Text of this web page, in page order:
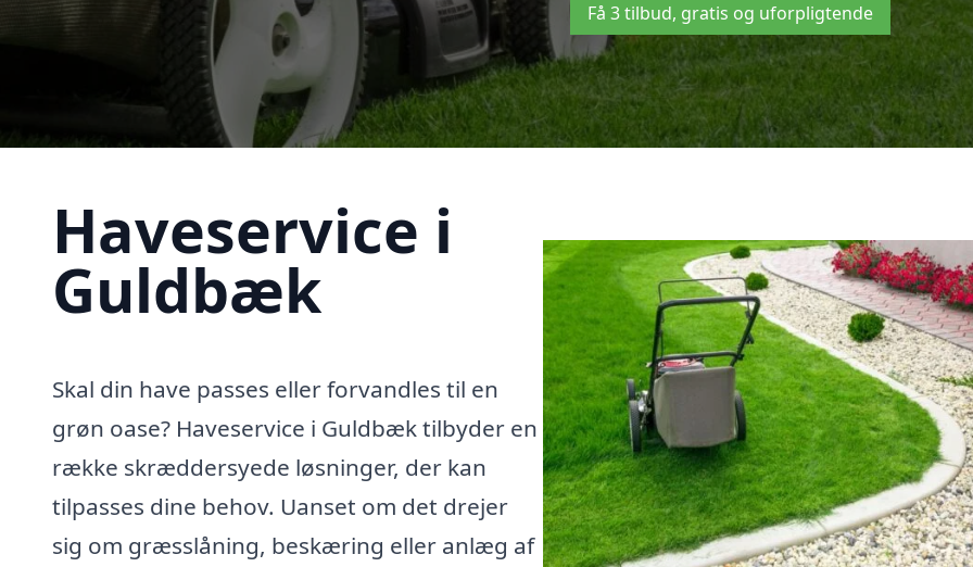
Få 3 tilbud, gratis og uforpligtende
Haveservice i
Guldbæk
Skal din have passes eller forvandles til en
grøn oase? Haveservice i Guldbæk tilbyder en
række skræddersyede løsninger, der kan
tilpasses dine behov. Uanset om det drejer
sig om græsslåning, beskæring eller anlæg af